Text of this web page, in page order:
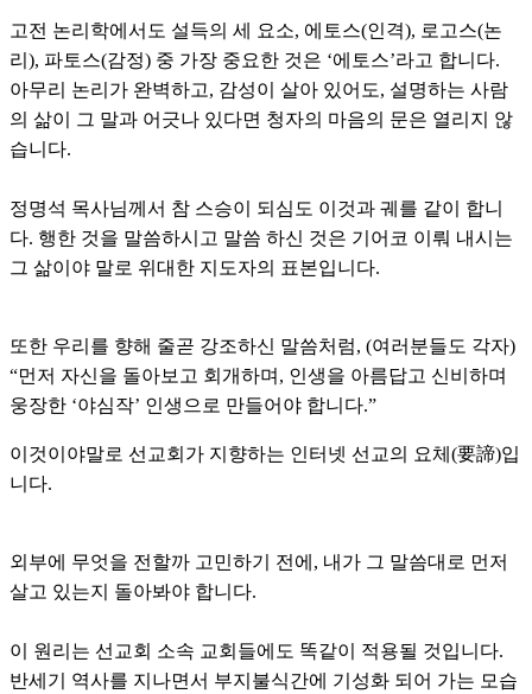
고전 논리학에서도 설득의 세 요소, 에토스(인격), 로고스(논
리), 파토스(감정) 중 가장 중요한 것은 ‘에토스’라고 합니다.
아무리 논리가 완벽하고, 감성이 살아 있어도, 설명하는 사람
의 삶이 그 말과 어긋나 있다면 청자의 마음의 문은 열리지 않
습니다.
정명석 목사님께서 참 스승이 되심도 이것과 궤를 같이 합니
다. 행한 것을 말씀하시고 말씀 하신 것은 기어코 이뤄 내시는
그 삶이야 말로 위대한 지도자의 표본입니다.
또한 우리를 향해 줄곧 강조하신 말씀처럼, (여러분들도 각자)
“먼저 자신을 돌아보고 회개하며, 인생을 아름답고 신비하며
웅장한 ‘야심작’ 인생으로 만들어야 합니다.”
이것이야말로 선교회가 지향하는 인터넷 선교의 요체(要諦)입
니다.
외부에 무엇을 전할까 고민하기 전에, 내가 그 말씀대로 먼저
살고 있는지 돌아봐야 합니다.
이 원리는 선교회 소속 교회들에도 똑같이 적용될 것입니다.
반세기 역사를 지나면서 부지불식간에 기성화 되어 가는 모습